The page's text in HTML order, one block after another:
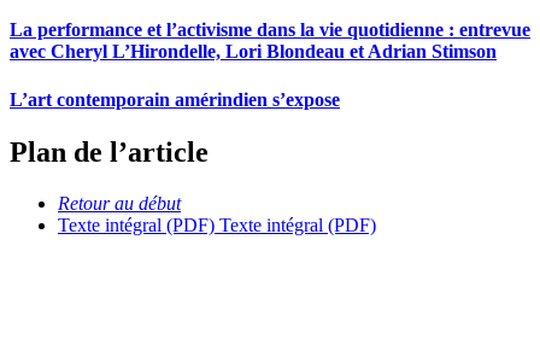
La performance et l’activisme dans la vie quotidienne : entrevue
avec Cheryl L’Hirondelle, Lori Blondeau et Adrian Stimson
L’art contemporain amérindien s’expose
Plan de l’article
Retour au début
Texte intégral (PDF) Texte intégral (PDF)